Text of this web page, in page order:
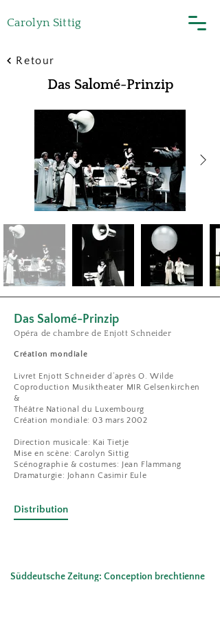
Carolyn Sittig
Retour
Das Salomé-Prinzip
Das Salomé-Prinzip
Opéra de chambre de Enjott Schneider
Création mondiale
Livret Enjott Schneider d’après O. Wilde
Coproduction Musiktheater MIR Gelsenkirchen
&
Théâtre National du Luxembourg
Création mondiale: 03 mars 2002
Direction musicale: Kai Tietje
Mise en scène: Carolyn Sittig
Scénographie & costumes: Jean Flammang
Dramaturgie: Johann Casimir Eule
Distribution
Süddeutsche Zeitung: Conception brechtienne